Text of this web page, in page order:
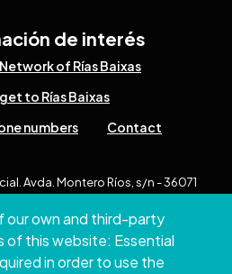
our own and third-party
of this website: Essential
in order to use the
de interés
of Rías Baixas
to Rías Baixas
numbers
Contact
Avda. Montero Ríos, s/n - 36071
100 | +34 986 804 124